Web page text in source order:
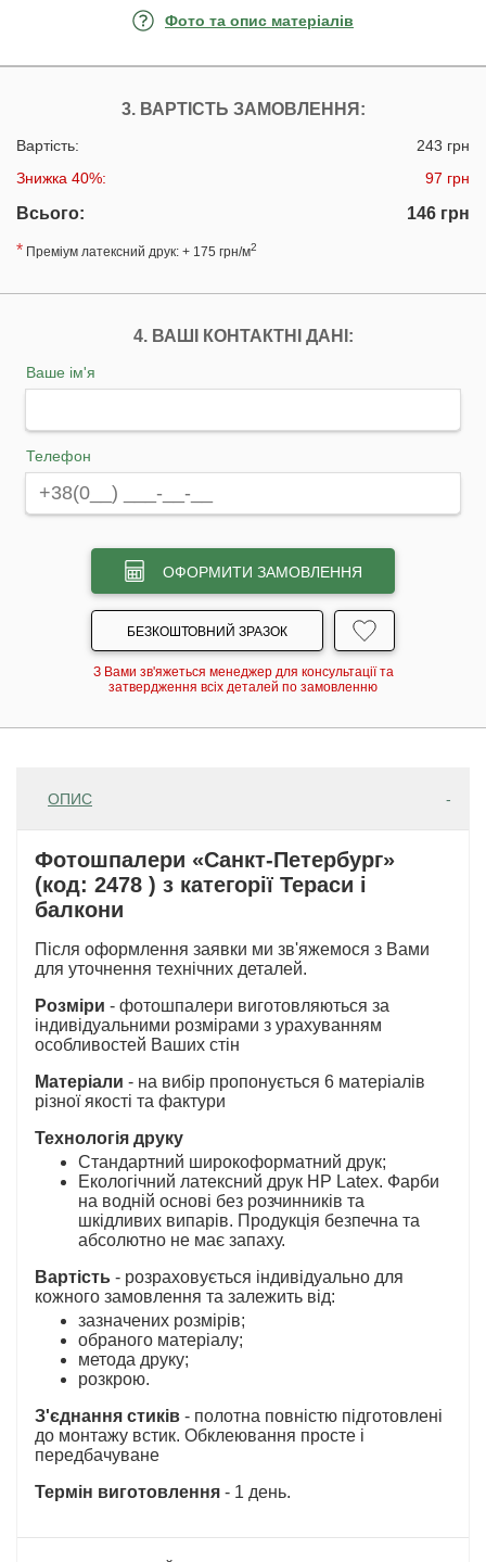
Фото та опис матеріалів
3. ВАРТІСТЬ ЗАМОВЛЕННЯ:
Вартість:
243 грн
Знижка 40%:
97 грн
Всього:
146 грн
* Преміум латексний друк: + 175 грн/м2
4. ВАШІ КОНТАКТНІ ДАНІ:
Ваше ім'я
Телефон
ОФОРМИТИ ЗАМОВЛЕННЯ
БЕЗКОШТОВНИЙ ЗРАЗОК
З Вами зв'яжеться менеджер для консультації та
затвердження всіх деталей по замовленню
ОПИС
Фотошпалери «Санкт-Петербург»
(код: 2478 ) з категорії Тераси і
балкони
Після оформлення заявки ми зв'яжемося з Вами
для уточнення технічних деталей.
Розміри - фотошпалери виготовляються за
індивідуальними розмірами з урахуванням
особливостей Ваших стін
Матеріали - на вибір пропонується 6 матеріалів
різної якості та фактури
Технологія друку
Стандартний широкоформатний друк;
Екологічний латексний друк HP Latex. Фарби
на водній основі без розчинників та
шкідливих випарів. Продукція безпечна та
абсолютно не має запаху.
Вартість - розраховується індивідуально для
кожного замовлення та залежить від:
зазначених розмірів;
обраного матеріалу;
метода друку;
розкрою.
З'єднання стиків - полотна повністю підготовлені
до монтажу встик. Обклеювання просте і
передбачуване
Термін виготовлення - 1 день.